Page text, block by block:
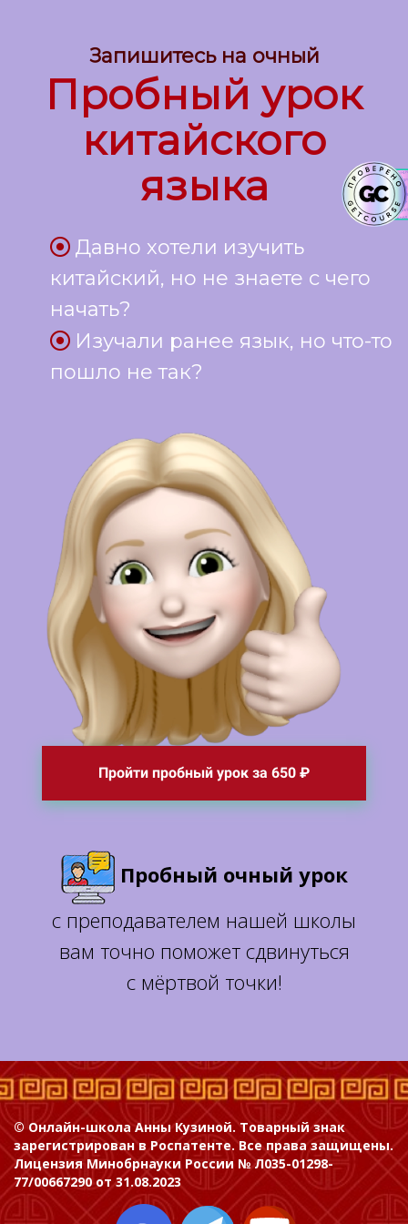
Запишитесь на очный
Пробный урок
китайского
языка
Давно хотели изучить
китайский, но не знаете с чего
начать?
Изучали ранее язык, но что-то
пошло не так?
Пройти пробный урок за 650 ₽
Пробный очный урок
с преподавателем нашей школы
вам точно поможет сдвинуться
с мёртвой точки!
© Онлайн-школа Анны Кузиной. Товарный знак
зарегистрирован в Роспатенте. Все права защищены.
Лицензия Минобрнауки России № Л035-01298-
77/00667290 от 31.08.2023